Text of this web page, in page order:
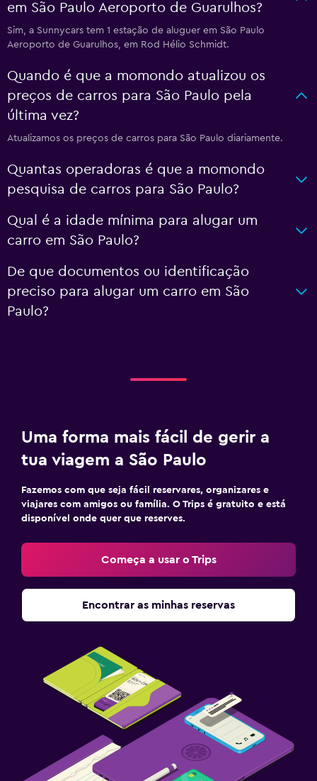
em São Paulo Aeroporto de Guarulhos?
Sim, a Sunnycars tem 1 estação de aluguer em São Paulo
Aeroporto de Guarulhos, em Rod Hélio Schmidt.
Quando é que a momondo atualizou os
preços de carros para São Paulo pela
última vez?
Atualizamos os preços de carros para São Paulo diariamente.
Quantas operadoras é que a momondo
pesquisa de carros para São Paulo?
Qual é a idade mínima para alugar um
carro em São Paulo?
De que documentos ou identificação
preciso para alugar um carro em São
Paulo?
Uma forma mais fácil de gerir a
tua viagem a São Paulo
Fazemos com que seja fácil reservares, organizares e
viajares com amigos ou família. O Trips é gratuito e está
disponível onde quer que reserves.
Começa a usar o Trips
Encontrar as minhas reservas